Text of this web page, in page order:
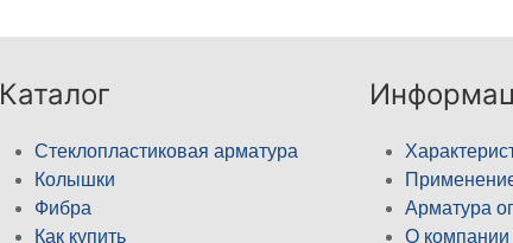
Каталог
Стеклопластиковая арматура
Колышки
Фибра
Как купить
Арматура
О компании